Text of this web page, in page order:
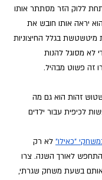
ללוק הזר מסתתר אותו
יראה אותו חובש את
מיטשטשת בגלל החיצוניות
לא מסוגל להנות
זה פשוט מבהיל.
זהות הוא גם מה
לכיפית עבור ילדים
"כאילו" לא רק
לאורך השנה. צרו
בשעת משחק שגרתי,